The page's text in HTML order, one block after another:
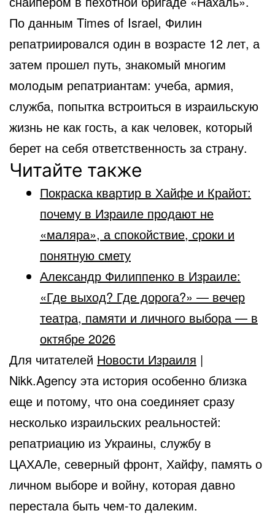
По данным Times of Israel, Филин
репатриировался один в возрасте 12 лет, а
затем прошел путь, знакомый многим
молодым репатриантам: учеба, армия,
служба, попытка встроиться в израильскую
жизнь не как гость, а как человек, который
берет на себя ответственность за страну.
Читайте также
Покраска квартир в Хайфе и Крайот:
почему в Израиле продают не
«маляра», а спокойствие, сроки и
понятную смету
Александр Филиппенко в Израиле:
«Где выход? Где дорога?» — вечер
театра, памяти и личного выбора — в
октябре 2026
Для читателей Новости Израиля |
Nikk.Agency эта история особенно близка
еще и потому, что она соединяет сразу
несколько израильских реальностей:
репатриацию из Украины, службу в
ЦАХАЛе, северный фронт, Хайфу, память о
личном выборе и войну, которая давно
перестала быть чем-то далеким.